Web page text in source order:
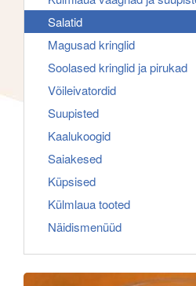
f
o
Salatid
Magusad kringlid
Soolased kringlid ja pirukad
Võileivatordid
Suupisted
Kaalukoogid
Saiakesed
Küpsised
Külmlaua tooted
Näidismenüüd